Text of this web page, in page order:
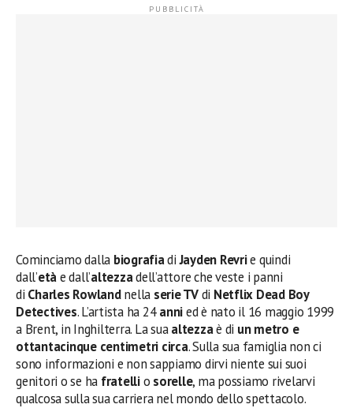
Cominciamo dalla biografiadiJayden Revrie quindi
dall’etàe dall’altezzadell’attore che veste i panni
di Charles Rowlandnella serie TVdi Netflix Dead Boy
Detectives. L’artista ha 24annied è nato il 16 maggio 1999
a Brent, in Inghilterra. La suaaltezzaè di un metro e
ottantacinque centimetri circa. Sulla sua famiglia non ci
sono informazioni e non sappiamo dirvi niente sui suoi
genitori o se ha fratellio sorelle, ma possiamo rivelarvi
qualcosa sulla sua carriera nel mondo dello spettacolo.